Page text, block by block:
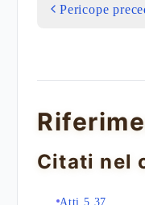
Pericope
Citati nel
Atti 5,37